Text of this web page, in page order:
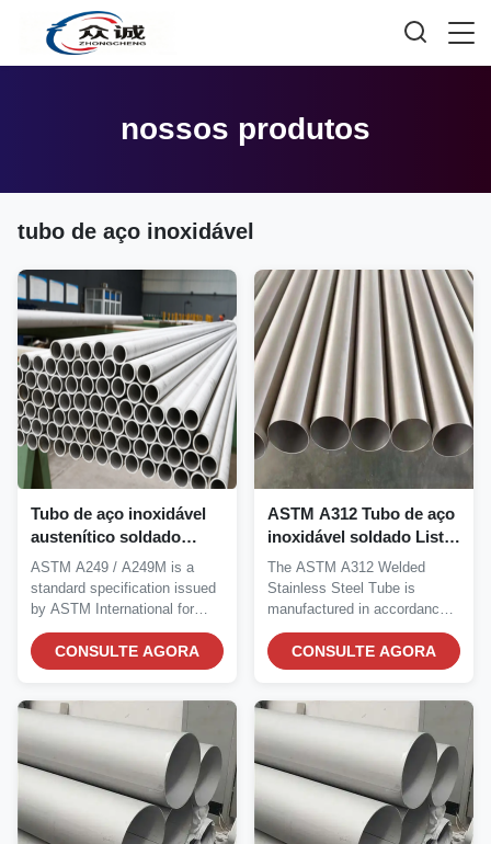
nossos produtos
tubo de aço inoxidável
Tubo de aço inoxidável
austenítico soldado
ASTM A249 para serviço
de caldeiras de
trocadores de calor
ASTM A249 / A249M is a
standard specification issued
by ASTM International for
welded austenitic...
CONSULTE AGORA
ASTM A312 Tubo de aço
inoxidável soldado Lista
5S a 40S para aplicações
de tratamento de água
The ASTM A312 Welded
Stainless Steel Tube is
manufactured in accordance
with the internationally...
CONSULTE AGORA